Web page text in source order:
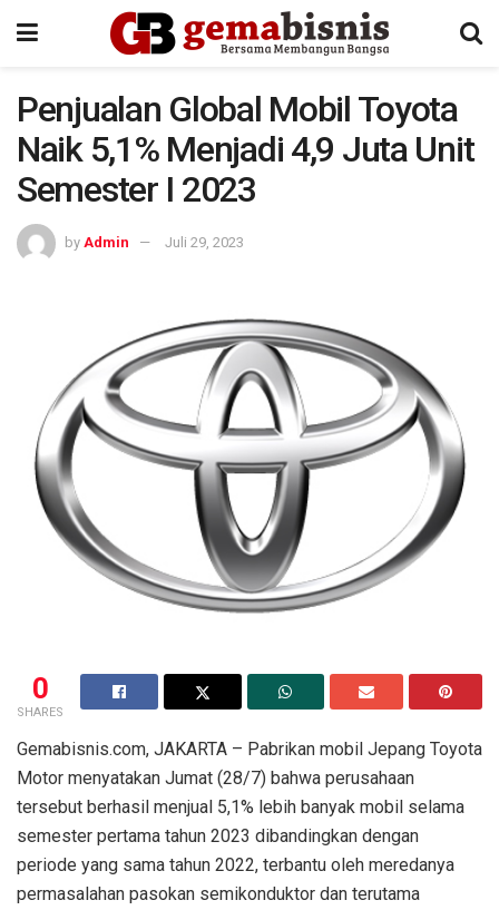
Penjualan Global Mobil Toyota
Naik 5,1% Menjadi 4,9 Juta Unit
Semester I 2023
by Admin Juli 29, 2023
0
SHARES
Gemabisnis.com, JAKARTA – Pabrikan mobil Jepang Toyota
Motor menyatakan Jumat (28/7) bahwa perusahaan
tersebut berhasil menjual 5,1% lebih banyak mobil selama
semester pertama tahun 2023 dibandingkan dengan
periode yang sama tahun 2022, terbantu oleh meredanya
permasalahan pasokan semikonduktor dan terutama